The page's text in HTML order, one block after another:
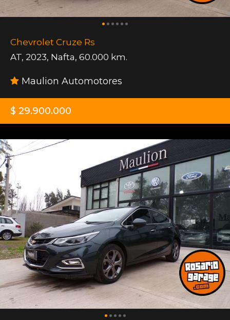
Chevrolet Cruze Rs
AT, 2023, Nafta, 60.000 km.
Maulion Automotores
$ 29.900.000